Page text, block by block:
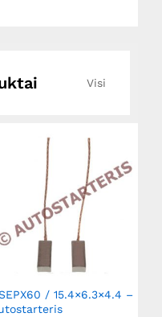
Visi
/ 15.4×6.3×4.4 –